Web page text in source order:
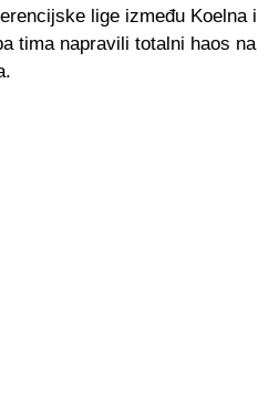
lige između Koelna i
tima napravili totalni haos na